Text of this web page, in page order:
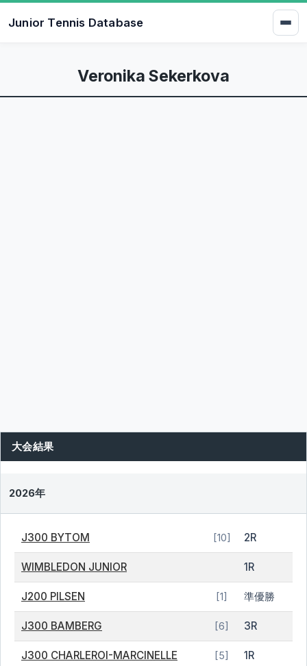
Junior Tennis Database
Veronika Sekerkova
大会結果
2026年
J300 BYTOM [10] 2R
WIMBLEDON JUNIOR 1R
J200 PILSEN [1] 準優勝
J300 BAMBERG [6] 3R
J300 CHARLEROI-MARCINELLE [5] 1R